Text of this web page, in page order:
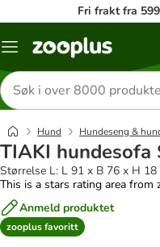
Fri frakt fra
Katalogmeny
Søk
etter
produkter
Hund Hundeseng &
TIAKI hundesofa
Størrelse L: L 91 x B 76 x H
This is a stars rating area from
Anmeld produktet
zooplus favoritt